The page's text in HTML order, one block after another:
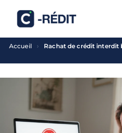
Accueil › Rachat de crédit interdit